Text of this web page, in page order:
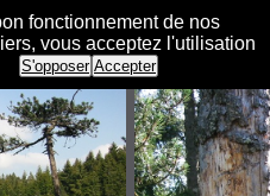
fonctionnement de nos
vous acceptez l'utilisation
S'opposer Accepter